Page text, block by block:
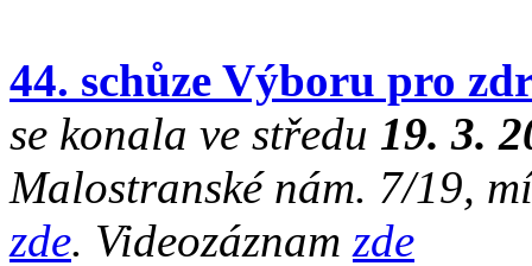
44. schůze Výboru pro
se konala ve středu 19. 3.
Malostranské nám. 7/19,
zde. Videozáznam zde